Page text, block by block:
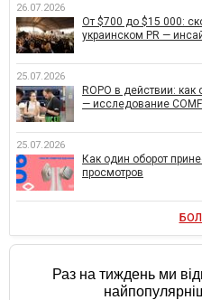
26.07.2026
От $700 до $15 000:
украинском PR —
25.07.2026
ROPO в действии:
— исследование
25.07.2026
Как один оборот
просмотров
Раз на тиждень ми